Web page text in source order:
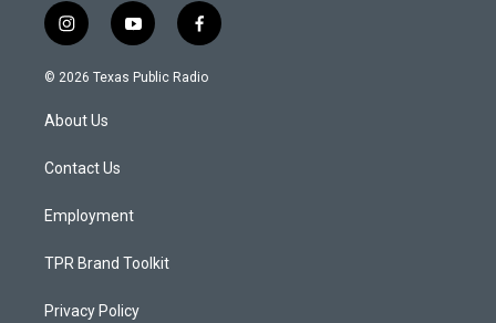
i
n
s
a
g
a
y
o
u
f
a
c
© 2026 Texas Public Radio
About Us
Contact Us
Employment
TPR Brand Toolkit
Privacy Policy